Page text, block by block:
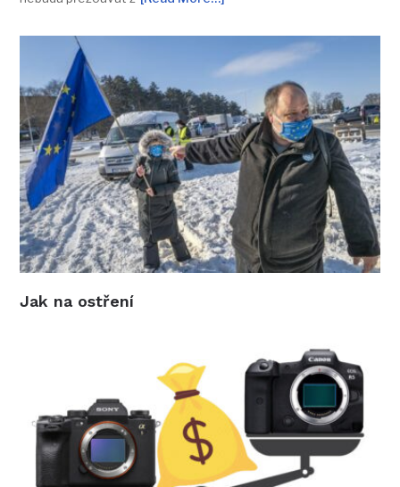
Jak na ostření